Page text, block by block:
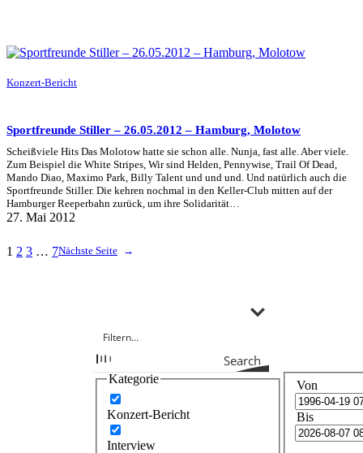
Konzert-Bericht
Sportfreunde Stiller – 26.05.2012 – Hamburg, Molotow
Scheißviele Hits Das Molotow hatte sie schon alle. Nunja, fast alle. Aber viele.
Zum Beispiel die White Stripes, Wir sind Helden, Pennywise, Trail Of Dead,
Mando Diao, Maximo Park, Billy Talent und und und. Und natürlich auch die
Sportfreunde Stiller. Die kehren nochmal in den Keller-Club mitten auf der
Hamburger Reeperbahn zurück, um ihre Solidarität…
27. Mai 2012
1 2 3 … 7Nächste Seite →
Search
Kategorie
Konzert-Bericht
Interview
Von
Bis